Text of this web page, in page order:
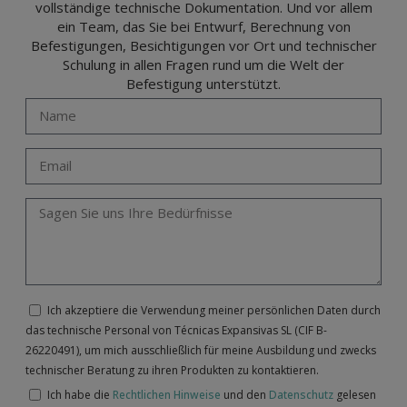
vollständige technische Dokumentation. Und vor allem
ein Team, das Sie bei Entwurf, Berechnung von
Befestigungen, Besichtigungen vor Ort und technischer
Schulung in allen Fragen rund um die Welt der
Befestigung unterstützt.
Ich akzeptiere die Verwendung meiner persönlichen Daten durch
das technische Personal von Técnicas Expansivas SL (CIF B-
26220491), um mich ausschließlich für meine Ausbildung und zwecks
technischer Beratung zu ihren Produkten zu kontaktieren.
Ich habe die Rechtlichen Hinweise und den Datenschutz gelesen